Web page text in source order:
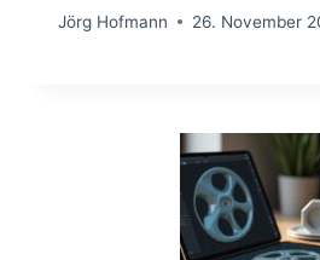
Jörg Hofmann 26. November